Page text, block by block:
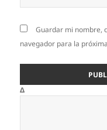
Guardar mi nombre,
navegador para la
Δ